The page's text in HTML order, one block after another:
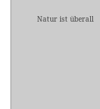
Natur ist überall